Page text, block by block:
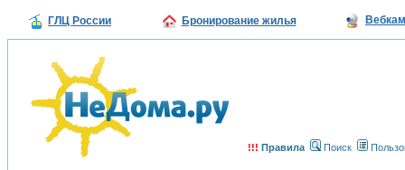
ГЛЦ России Бронирование жилья
!!! Правила Поиск